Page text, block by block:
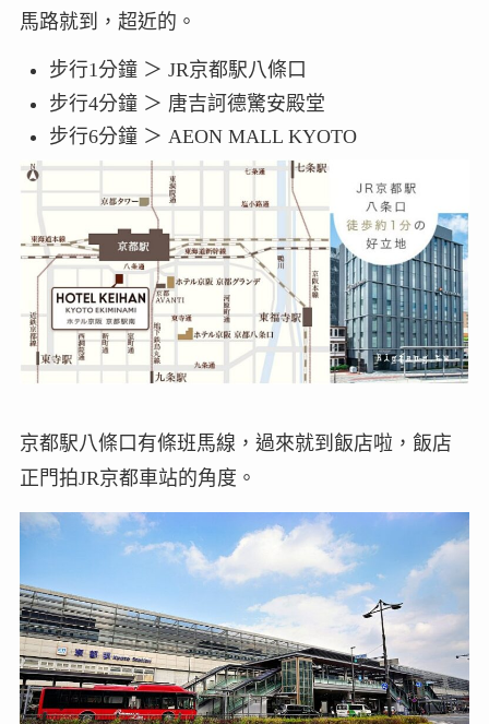
馬路就到，超近的。
步行1分鐘 ＞ JR京都駅八條口
步行4分鐘 ＞ 唐吉訶德驚安殿堂
步行6分鐘 ＞ AEON MALL KYOTO
京都駅八條口有條班馬線，過來就到飯店啦，飯店
正門拍JR京都車站的角度。